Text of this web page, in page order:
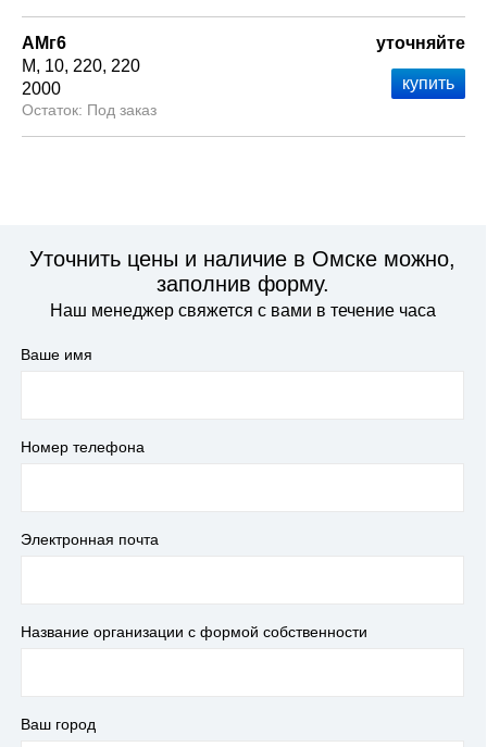
АМг6
М
10 220 220
2000
Под заказ
уточняйте
Уточнить цены и наличие в Омске можно,
заполнив форму.
Наш менеджер свяжется с вами в течение часа
Ваше имя
Номер телефона
Электронная почта
Название организации с формой собственности
Ваш город